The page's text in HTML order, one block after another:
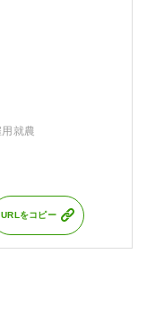
就農
URLをコピー